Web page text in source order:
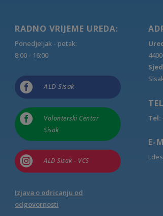
RADNO VRIJEME UREDA:
Ponedjeljak - petak:
8:00 - 16:00
 ALD Sisak

Volonterski Centar
Sisak
 ALD Sisak - VCS
Izjava o odricanju od
odgovornosti
Tel:
E-